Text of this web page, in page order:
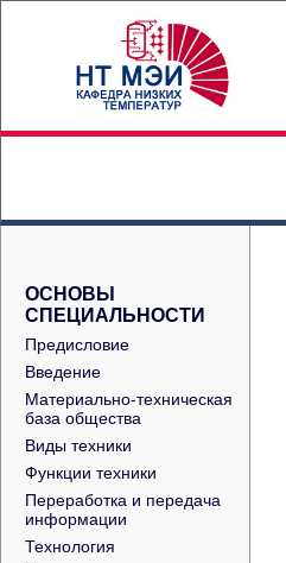
ОСНОВЫ
СПЕЦИАЛЬНОСТИ
Предисловие
Введение
Материально-техническая
база общества
Виды техники
Функции техники
Переработка и передача
информации
Технология